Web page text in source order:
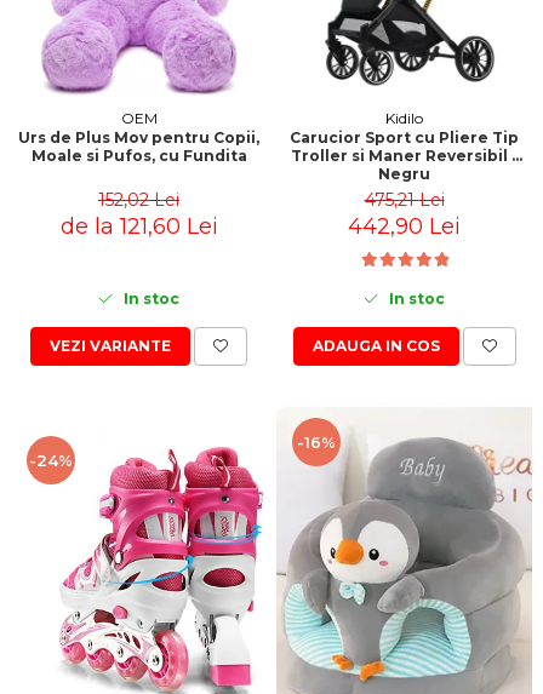
OEM
Urs de Plus Mov pentru Copii,
Moale si Pufos, cu Fundita
152,02 Lei
de la 121,60 Lei
In stoc
VEZI VARIANTE
Kidilo
Carucior Sport cu Pliere Tip
Troller si Maner Reversibil -
Negru
475,21 Lei
442,90 Lei
In stoc
ADAUGA IN COS
-24%
-16%